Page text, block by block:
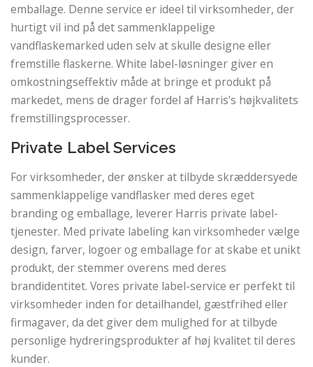
emballage. Denne service er ideel til virksomheder, der
hurtigt vil ind på det sammenklappelige
vandflaskemarked uden selv at skulle designe eller
fremstille flaskerne. White label-løsninger giver en
omkostningseffektiv måde at bringe et produkt på
markedet, mens de drager fordel af Harris’s højkvalitets
fremstillingsprocesser.
Private Label Services
For virksomheder, der ønsker at tilbyde skræddersyede
sammenklappelige vandflasker med deres eget
branding og emballage, leverer Harris private label-
tjenester. Med private labeling kan virksomheder vælge
design, farver, logoer og emballage for at skabe et unikt
produkt, der stemmer overens med deres
brandidentitet. Vores private label-service er perfekt til
virksomheder inden for detailhandel, gæstfrihed eller
firmagaver, da det giver dem mulighed for at tilbyde
personlige hydreringsprodukter af høj kvalitet til deres
kunder.